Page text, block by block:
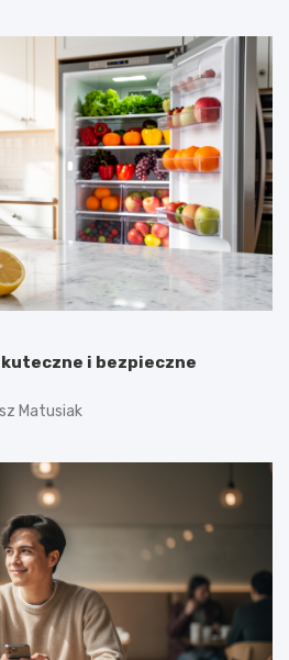
i bezpieczne
Matusiak